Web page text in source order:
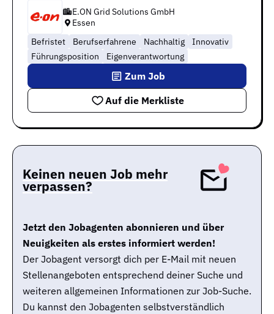
E.ON Grid Solutions GmbH
Essen
Befristet
Berufserfahrene Nachhaltig
Innovativ
Führungsposition
Eigenverantwortung
Auf die Merkliste
Zum Job
Keinen neuen Job mehr
verpassen?
Jetzt den Jobagenten abonnieren und über
Neuigkeiten als erstes informiert werden!
Der Jobagent versorgt dich per E-Mail mit neuen
Stellenangeboten entsprechend deiner Suche und
weiteren allgemeinen Informationen zur Job-Suche.
Du kannst den Jobagenten selbstverständlich